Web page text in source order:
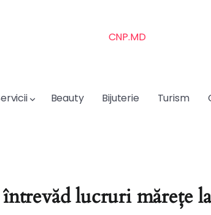
CNP.MD
Beauty Bijuterie Turism
întrevăd lucruri mărețe